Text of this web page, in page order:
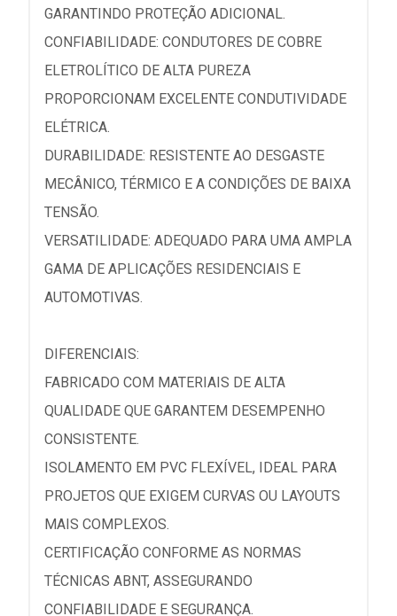
GARANTINDO PROTEÇÃO ADICIONAL.
CONFIABILIDADE: CONDUTORES DE COBRE
ELETROLÍTICO DE ALTA PUREZA
PROPORCIONAM EXCELENTE CONDUTIVIDADE
ELÉTRICA.
DURABILIDADE: RESISTENTE AO DESGASTE
MECÂNICO, TÉRMICO E A CONDIÇÕES DE BAIXA
TENSÃO.
VERSATILIDADE: ADEQUADO PARA UMA AMPLA
GAMA DE APLICAÇÕES RESIDENCIAIS E
AUTOMOTIVAS.
DIFERENCIAIS:
FABRICADO COM MATERIAIS DE ALTA
QUALIDADE QUE GARANTEM DESEMPENHO
CONSISTENTE.
ISOLAMENTO EM PVC FLEXÍVEL, IDEAL PARA
PROJETOS QUE EXIGEM CURVAS OU LAYOUTS
MAIS COMPLEXOS.
CERTIFICAÇÃO CONFORME AS NORMAS
TÉCNICAS ABNT, ASSEGURANDO
CONFIABILIDADE E SEGURANÇA.